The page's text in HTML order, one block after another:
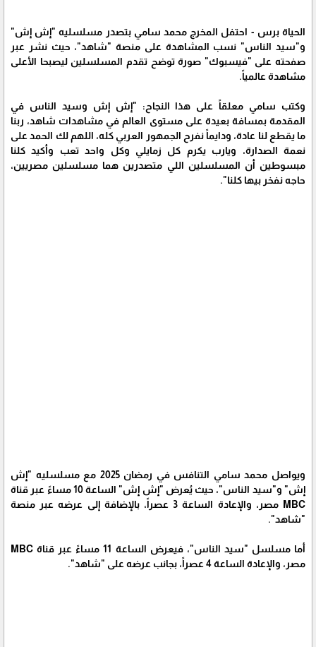
الحياة برس - احتفل المخرج محمد سامي بتصدر مسلسليه "إش إش"
و"سيد الناس" نسب المشاهدة على منصة "شاهد"، حيث نشر عبر
صفحته على "فيسبوك" صورة توضح تقدم المسلسلين ليصبحا الأعلى
مشاهدة عالمياً.
وكتب سامي معلقاً على هذا النجاح: "إش إش وسيد الناس في
المقدمة بمسافة بعيدة على مستوى العالم في مشاهدات شاهد، ربنا
ما يقطع لنا عادة، ودايماً نفرح الجمهور العربي كله، اللهم لك الحمد على
نعمة الصدارة، ويارب يكرم كل زمايلي وكل واحد تعب وأكيد كلنا
مبسوطين أن المسلسلين اللي متصدرين هما مسلسلين مصريين،
حاجه نفخر بيها كلنا".
ويواصل محمد سامي التنافس في رمضان 2025 مع مسلسليه "إش
إش" و"سيد الناس"، حيث يُعرض "إش إش" الساعة 10 مساءً عبر قناة
MBC مصر، والإعادة الساعة 3 عصراً، بالإضافة إلى عرضه عبر منصة
"شاهد".
أما مسلسل "سيد الناس"، فيعرض الساعة 11 مساءً عبر قناة MBC
مصر، والإعادة الساعة 4 عصراً، بجانب عرضه على "شاهد".